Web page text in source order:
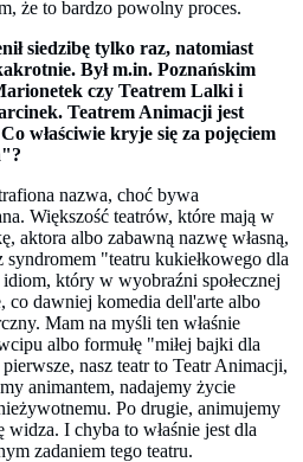
że to bardzo powolny proces.
siedzibę tylko raz, natomiast
Był m.in. Poznańskim
czy Teatrem Lalki i
Teatrem Animacji jest
właściwie kryje się za pojęciem
nazwa, choć bywa
Większość teatrów, które mają w
aktora albo zabawną nazwę własną,
syndromem "teatru kukiełkowego dla
który w wyobraźni społecznej
co dawniej komedia dell'arte albo
Mam na myśli ten właśnie
albo formułę "miłej bajki dla
nasz teatr to Teatr Animacji,
animantem, nadajemy życie
Po drugie, animujemy
widza. I chyba to właśnie jest dla
zadaniem tego teatru.